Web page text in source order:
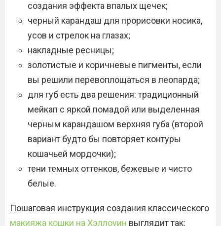
создания эффекта впалых щечек;
черный карандаш для прорисовки носика,
усов и стрелок на глазах;
накладные ресницы;
золотистые и коричневые пигменты, если
вы решили перевоплощаться в леопарда;
для губ есть два решения: традиционный
мейкап с яркой помадой или выделенная
черным карандашом верхняя губа (второй
вариант будто бы повторяет контуры
кошачьей мордочки);
тени темных оттенков, бежевые и чисто
белые.
Пошаговая инструкция создания классического
макияжа кошки на Хэллоуин выглядит так: